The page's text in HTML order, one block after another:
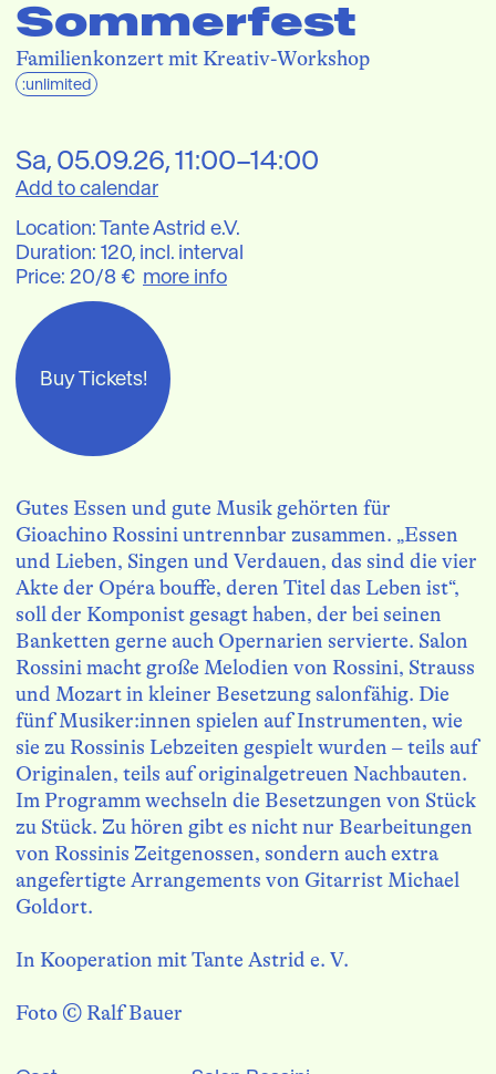
Sommerfest
Familienkonzert mit Kreativ-Workshop
:unlimited
Sa, 05.09.26,11:00–14:00
Add to calendar
Location:Tante Astrid e.V.
Duration: 120, incl. interval
Price: 20/8 € more info
Buy Tickets!
Gutes Essen und gute Musik gehörten für
Gioachino Rossini untrennbar zusammen. „Essen
und Lieben, Singen und Verdauen, das sind die vier
Akte der Opéra bouffe, deren Titel das Leben ist“,
soll der Komponist gesagt haben, der bei seinen
Banketten gerne auch Opernarien servierte. Salon
Rossini macht große Melodien von Rossini, Strauss
und Mozart in kleiner Besetzung salonfähig. Die
fünf Musiker:innen spielen auf Instrumenten, wie
sie zu Rossinis Lebzeiten gespielt wurden – teils auf
Originalen, teils auf originalgetreuen Nachbauten.
Im Programm wechseln die Besetzungen von Stück
zu Stück. Zu hören gibt es nicht nur Bearbeitungen
von Rossinis Zeitgenossen, sondern auch extra
angefertigte Arrangements von Gitarrist Michael
Goldort.
In Kooperation mit Tante Astrid e. V.
Foto © Ralf Bauer